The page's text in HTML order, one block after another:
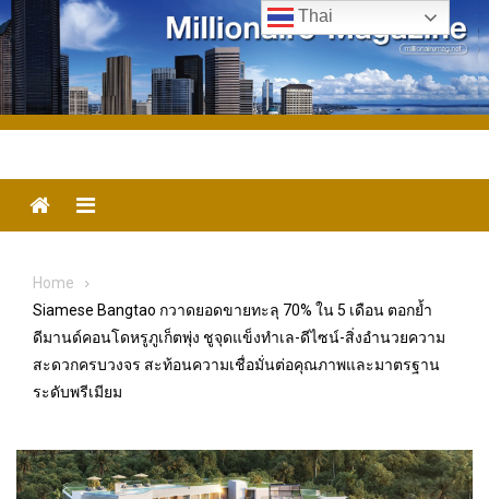
Skip
to
content
Menu
Home
Siamese Bangtao กวาดยอดขายทะลุ 70% ใน 5 เดือน ตอกย้ำ
ดีมานด์คอนโดหรูภูเก็ตพุ่ง ชูจุดแข็งทำเล-ดีไซน์-สิ่งอำนวยความ
สะดวกครบวงจร สะท้อนความเชื่อมั่นต่อคุณภาพและมาตรฐาน
ระดับพรีเมียม
Thai